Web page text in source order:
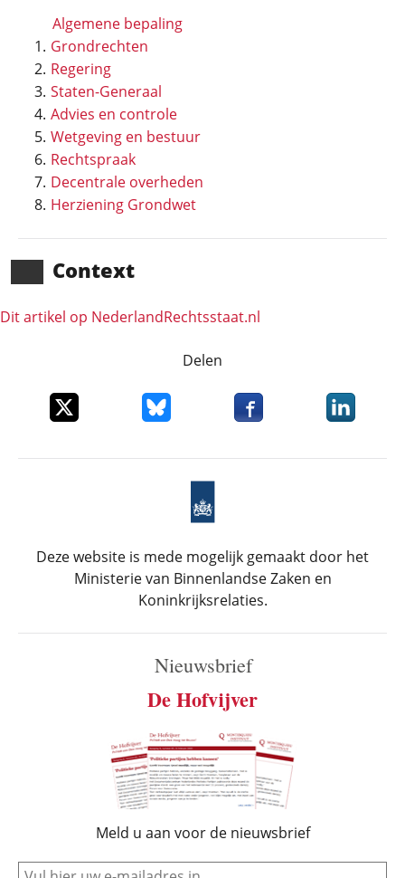
Algemene bepaling
Grondrechten
Regering
Staten-Generaal
Advies en controle
Wetgeving en bestuur
Rechtspraak
Decentrale overheden
Herziening Grondwet
Context
Dit artikel op NederlandRechts­staat.nl
Delen
Deel dit item op XDeel dit item op Bluesky
Deel dit item opDeel dit
Deze website is mede mogelijk gemaakt door het
Ministerie van Binnenlandse Zaken en
Koninkrijksrelaties.
Nieuwsbrief
De Hofvijver
Meld u aan voor de nieuwsbrief
e-mail